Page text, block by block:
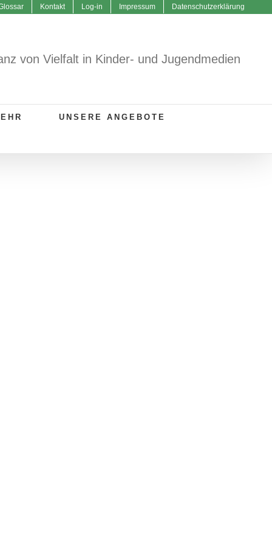
Kontakt Log-in Impressum Datenschutzerklärung
von Vielfalt in Kinder- und Jugendmedien
UNSERE ANGEBOTE